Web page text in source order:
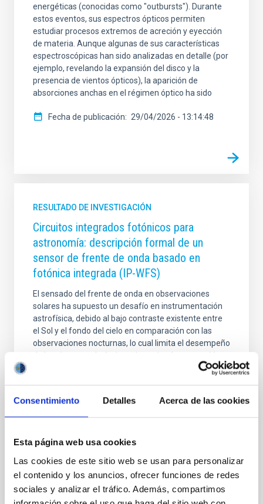
Consentimiento Detalles Acerca de las cookies
Esta página web usa cookies
Las cookies de este sitio web se usan para personalizar
el contenido y los anuncios, ofrecer funciones de redes
sociales y analizar el tráfico. Además, compartimos
energéticas (conocidas como "outbursts"). Durante
estos eventos, sus espectros ópticos permiten
estudiar procesos extremos de acreción y eyección
de materia. Aunque algunas de sus características
espectroscópicas han sido analizadas en detalle (por
ejemplo, revelando la expansión del disco y la
presencia de vientos ópticos), la aparición de
absorciones anchas en el régimen óptico ha sido
Fecha de publicación 29/04/2026 - 13:14:48
RESULTADO DE INVESTIGACIÓN
Circuitos integrados fotónicos para
astronomía: descripción formal de un
sensor de frente de onda basado en
fotónica integrada (IP-WFS)
El sensado del frente de onda en observaciones
solares ha supuesto un desafío en instrumentación
astrofísica, debido al bajo contraste existente entre
el Sol y el fondo del cielo en comparación con las
observaciones nocturnas, lo cual limita el desempeño
de los sistemas de óptica adaptativa. La corrección
del frente de onda en física solar requiere el análisis
desplazamiento de una fuente puntual. Esta técnica
limita la resolución espacial, y en consecuencia, la